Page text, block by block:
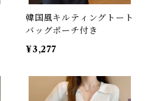
韓国風キルティングトート
バッグポーチ付き
¥3,277